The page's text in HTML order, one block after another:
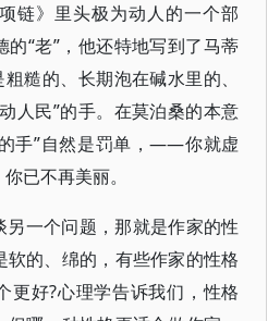
链》里头极为动人的一个部
“老”，他还特地写到了马蒂
糙的、长期泡在碱水里的、
人民”的手。在莫泊桑的本意
手”自然是罚单，——你就虚
已不再美丽。
另一个问题，那就是作家的性
的、绵的，有些作家的性格
更好?心理学告诉我们，性格